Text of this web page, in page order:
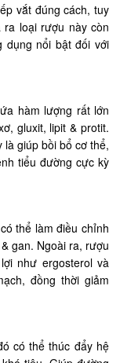
vắt đúng cách, tuy
loại rượu này còn
dụng nổi bật đối với
hàm lượng rất lớn
gluxit, lipit & protit.
giúp bồi bổ cơ thể,
tiểu đường cực kỳ
thể làm điều chỉnh
gan. Ngoài ra, rượu
như ergosterol và
đồng thời giảm
có thể thúc đẩy hệ